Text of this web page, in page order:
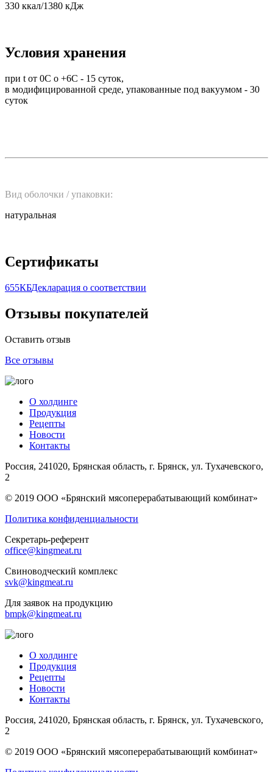
330 ккал/1380 кДж
Условия хранения
при t от 0С о +6С - 15 суток,
в модифицированной среде, упакованные под вакуумом - 30
суток
Вид оболочки / упаковки:
натуральная
Сертификаты
655КБДекларация о соответствии
Отзывы покупателей
Оставить отзыв
Все отзывы
О холдинге
Продукция
Рецепты
Новости
Контакты
Россия, 241020, Брянская область, г. Брянск, ул. Тухачевского,
2
© 2019 ООО «Брянский мясоперерабатывающий комбинат»
Политика конфиденциальности
Секретарь-референт
office@kingmeat.ru
Свиноводческий комплекс
svk@kingmeat.ru
Для заявок на продукцию
bmpk@kingmeat.ru
О холдинге
Продукция
Рецепты
Новости
Контакты
Россия, 241020, Брянская область, г. Брянск, ул. Тухачевского,
2
© 2019 ООО «Брянский мясоперерабатывающий комбинат»